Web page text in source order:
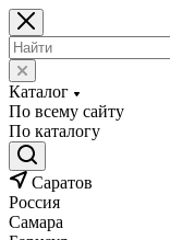
Каталог
По всему сайту
По каталогу
Саратов
Россия
Самара